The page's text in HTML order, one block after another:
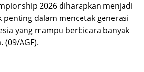
2026 diharapkan menjadi
penting dalam mencetak generasi
yang mampu berbicara banyak
(09/AGF).